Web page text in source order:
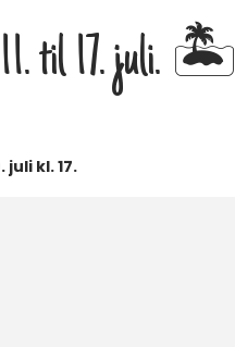
til 17. juli. 🏝️
kl. 17.